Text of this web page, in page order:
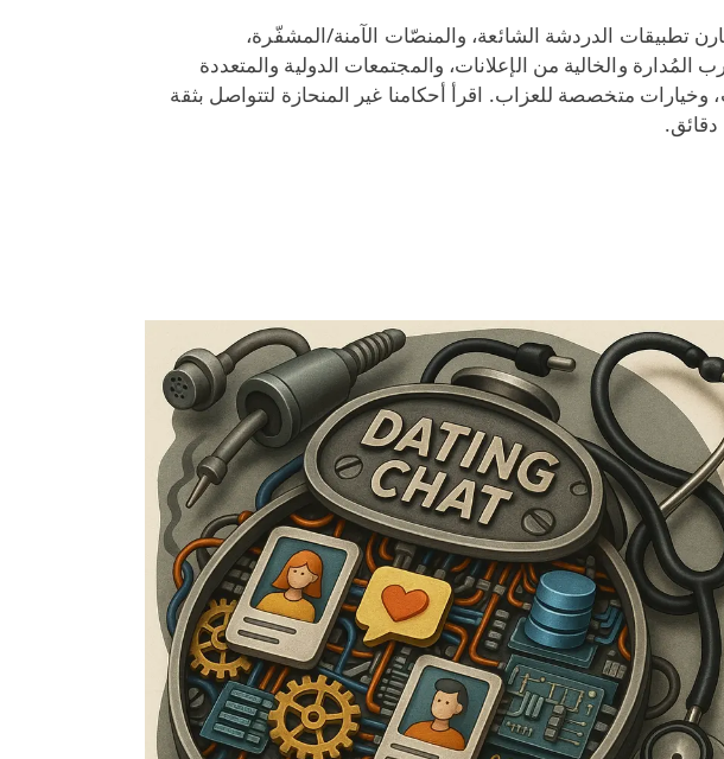
تطبيقات الدردشة الشائعة، والمنصّات الآمنة/المشفّرة،
المُدارة والخالية من الإعلانات، والمجتمعات الدولية والمتعددة
وخيارات متخصصة للعزاب. اقرأ أحكامنا غير المنحازة لتتواصل بثقة